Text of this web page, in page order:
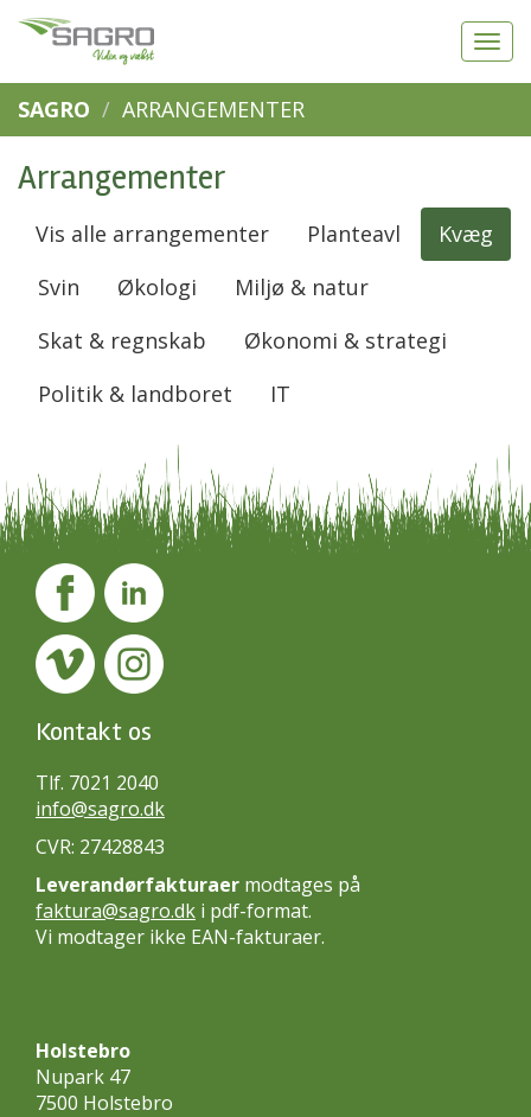
SAGRO ARRANGEMENTER
Arrangementer
Vis alle arrangementer Planteavl
Kvæg
Svin
Økologi
Miljø & natur
Skat & regnskab
Økonomi & strategi
Politik & landboret
IT
Kontakt os
Tlf. 7021 2040
info@sagro.dk
CVR: 27428843
Leverandørfakturaer modtages på
faktura@sagro.dk i pdf-format.
Vi modtager ikke EAN-fakturaer.
Holstebro
Nupark 47
7500 Holstebro